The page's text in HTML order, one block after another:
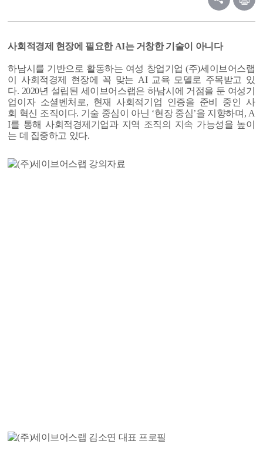
사회적경제 현장에 필요한 AI는 거창한 기술이 아니다
하남시를 기반으로 활동하는 여성 창업기업 (주)세이브어스랩
이 사회적경제 현장에 꼭 맞는 AI 교육 모델로 주목받고 있
다. 2020년 설립된 세이브어스랩은 하남시에 거점을 둔 여성기
업이자 소셜벤처로, 현재 사회적기업 인증을 준비 중인 사
회 혁신 조직이다. 기술 중심이 아닌 ‘현장 중심’을 지향하며, A
I를 통해 사회적경제기업과 지역 조직의 지속 가능성을 높이
는 데 집중하고 있다.